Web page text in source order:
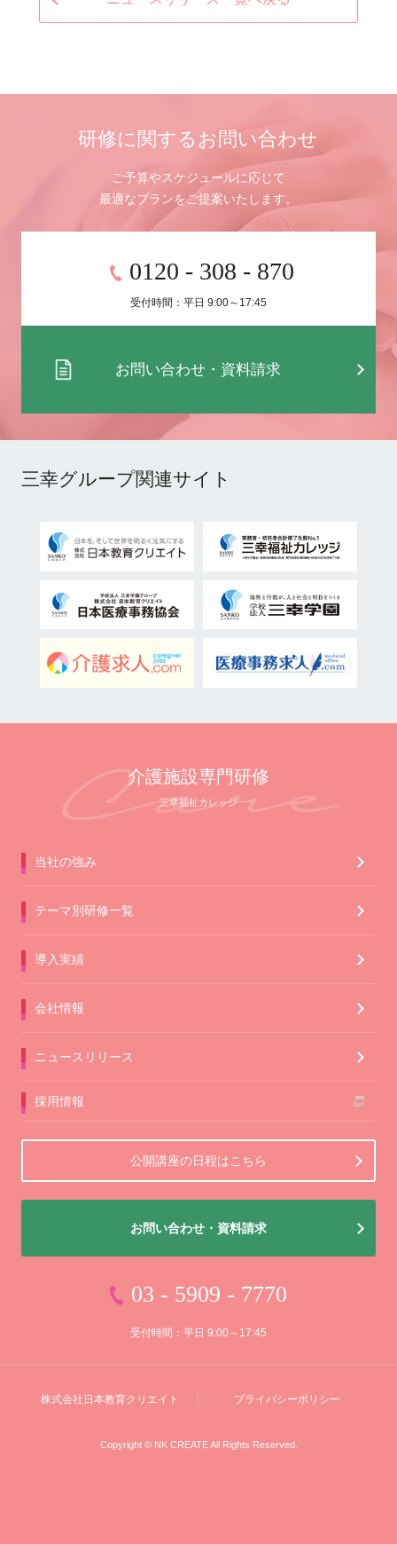
研修に関するお問い合わせ
ご予算やスケジュールに応じて
最適なプランをご提案いたします。
0120 - 308 - 870
受付時間：平日 9:00～17:45
お問い合わせ・資料請求
三幸グループ関連サイト
介護施設専門研修
三幸福祉カレッジ
当社の強み
テーマ別研修一覧
導入実績
会社情報
ニュースリリース
採用情報
公開講座の日程はこちら
お問い合わせ・資料請求
03 - 5909 - 7770
受付時間：平日 9:00～17:45
株式会社 日本教育クリエイト プライバシーポリシー
Copyright © NK CREATE All Rights Reserved.